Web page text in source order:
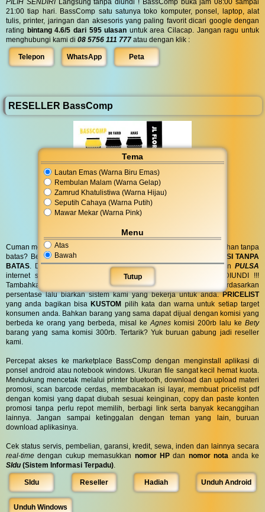
Tema
Lautan Emas (Warna Biru Emas)
Rembulan Malam (Warna Gelap)
Zamrud Khatulistiwa (Warna Hijau)
Seputih Cahaya (Warna Putih)
Mawar Mekar (Warna Pink)
Menu
Atas
Bawah
Tutup
21:00 tiap hari. BassComp satu satunya toko komputer, ponsel, laptop, alat
tulis, printer, jaringan dan aksesoris yang paling favorit dicari google dengan
rating bintang 4.6/5 dari 595 ulasan untuk area Cilacap. Jangan ragu untuk
menghubungi kami di 08 5756 111 777 atau dengan klik :
Telepon WhatsApp Peta
RESELLER BassComp
Cuman modal posting di media sosial bisa dapat penghasilan tambahan tanpa
batas? Bergabung menjadi
KOMISI TANPA
BATAS . DapatkanBINGKISAN PARCELdi hari spesial anda danPULSA
internet serta
untuk anda ! GRATIS !! TANPA DIUNDI !!!
Tambahkan komisi sebanyak yang anda inginkan atau berdasarkan
persentase lalu biarkan sistem kami yang bekerja untuk anda.PRICELIST
yang anda bagikan bisaKUSTOM pilih kata dan warna untuk setiap target
konsumen anda. Bahkan barang yang sama dapat dijual dengan komisi yang
berbeda ke orang yang berbeda, misal ke Agnes komisi 200rb lalu ke Bety
barang yang sama komisi 300rb. Tertarik? Yuk buruan gabung jadi reseller
kami.
Percepat akses ke marketplace BassComp dengan menginstall aplikasi di
ponsel android atau notebook windows. Ukuran file sangat kecil hemat kuota.
Mendukung mencetak melalui printer bluetooth, download dan upload materi
promosi, scan barcode cerdas, membacakan isi layar, membuat pricelist pdf
dengan komisi yang dapat diubah sesuai keinginan, copy dan paste konten
promosi tanpa perlu repot memilih, berbagi link serta banyak kecanggihan
lainnya. Jangan sampai ketinggalan dengan teman yang lain, buruan
download aplikasinya.
Cek status servis, pembelian, garansi, kredit, sewa, inden dan lainnya secara
real-time dengan cukup memasukkan nomor HP dan nomor nota anda ke
SIdu (Sistem Informasi Terpadu)
SIdu Reseller Hadiah Unduh Android
Unduh Windows